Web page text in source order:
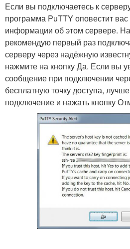
Если вы подключаетесь к
программа PuTTY оповестит вас
информации об этом сервере.
рекомендую первый раз
серверу через надёжную
нажмите на кнопку Да. Если вы
сообщение при подключении
бесплатную точку доступа,
подключение и нажать кнопку